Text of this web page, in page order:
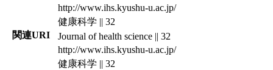
http://www.ihs.kyushu-u.ac.jp/
関連URI
健康科学 || 32
Journal of health science || 32
http://www.ihs.kyushu-u.ac.jp/
健康科学 || 32